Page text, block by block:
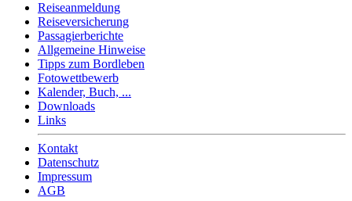
Reiseanmeldung
Reiseversicherung
Passagierberichte
Allgemeine Hinweise
Tipps zum Bordleben
Fotowettbewerb
Kalender, Buch, ...
Downloads
Links
Kontakt
Datenschutz
Impressum
AGB